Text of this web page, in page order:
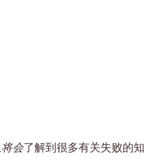
将会了解到很多有关失败的知